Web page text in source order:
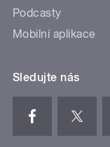
Podcasty
Mobilní aplikace
Sledujte nás